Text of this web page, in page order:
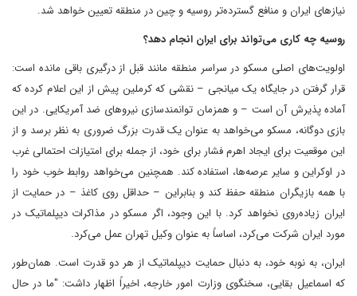
نیازهای ایران و منافع گسترده‌تر روسیه و چین در منطقه تعیین خواهد شد.
روسیه چه کاری می‌تواند برای ایران انجام دهد؟
اولویت‌های اصلی مسکو در سراسر منطقه مانند قبل از درگیری باقی مانده است:
قرار گرفتن در جایگاه یک میانجی – نقشی که کرملین پیش از این اعلام کرده که
آماده پذیرش آن است – و همزمان توانمندسازی نیروهای ضد آمریکایی. در این
بازی دوگانه، مسکو می‌خواهد به عنوان یک قدرت بزرگ ضروری به نظر برسد و از
این موقعیت برای ایجاد اهرم فشار برای خود، از جمله برای امتیازات احتمالی غرب
در اوکراین و سایر عرصه‌ها، استفاده کند. همچنین می‌خواهد روابط خوب خود را
با همه بازیگران منطقه حفظ کند و بنابراین – حداقل روی کاغذ – در حمایت از
ایران زیاده‌روی نخواهد کرد. با این وجود، اگر مسکو در مذاکرات دیپلماتیک در
مورد ایران شرکت می‌کرد، اساساً به عنوان وکیل تهران عمل می‌کرد.
ایران، به نوبه خود، به دنبال حمایت دیپلماتیک از هر دو قدرت است. همان‌طور
که اسماعیل بقایی، سخنگوی وزارت امور خارجه، اخیراً اظهار داشت: "ما در حال